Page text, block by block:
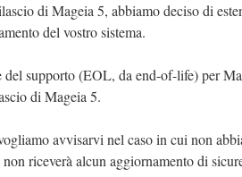
di Mageia 5, abbiamo deciso di
del vostro sistema.
supporto (EOL, da end-of-life) per
di Mageia 5.
avvisarvi nel caso in cui non
riceverà alcun aggiornamento di